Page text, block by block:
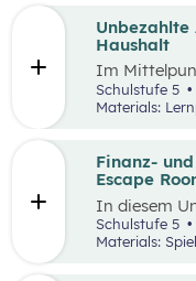
Haushalt
Im
und deren
Beispielen
Tätigkeiten
Verteilung
Schulstufe 5
Materials:
Finanz-
Escape
In diesem
des
Wirtschaften
Schulstufe 5
Materials: Spiel
Wissen und
sie in
benötigen.
und